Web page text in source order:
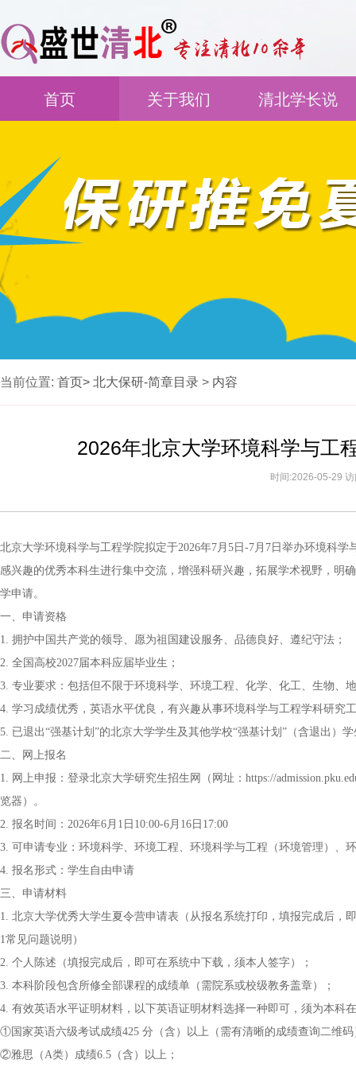
首页 关于我们 清北学长说
当前位置: 首页> 北大保研-简章目录 > 内容
2026年北京大学环境科学与工
时间:2026-05-29
北京大学环境科学与工程学院拟定于2026年7月5日-7月7日举办环境科
感兴趣的优秀本科生进行集中交流，增强科研兴趣，拓展学术视野，明
学申请。
一、申请资格
1. 拥护中国共产党的领导、愿为祖国建设服务、品德良好、遵纪守法；
2. 全国高校2027届本科应届毕业生；
3. 专业要求：包括但不限于环境科学、环境工程、化学、化工、生物、
4. 学习成绩优秀，英语水平优良，有兴趣从事环境科学与工程学科研究
5. 已退出“强基计划”的北京大学学生及其他学校“强基计划”（含退出）
二、网上报名
1. 网上申报：登录北京大学研究生招生网（网址：https://
览器）。
2. 报名时间：2026年6月1日10:00-6月16日17:00
3. 可申请专业：环境科学、环境工程、环境科学与工程（环境管理）、
4. 报名形式：学生自由申请
三、申请材料
1. 北京大学优秀大学生夏令营申请表（从报名系统打印，填报完成后
1常见问题说明）
2. 个人陈述（填报完成后，即可在系统中下载，须本人签字）；
3. 本科阶段包含所修全部课程的成绩单（需院系或校级教务盖章）；
4. 有效英语水平证明材料，以下英语证明材料选择一种即可，须为本科
①国家英语六级考试成绩425 分（含）以上（需有清晰的成绩查询二维码
②雅思（A类）成绩6.5（含）以上；